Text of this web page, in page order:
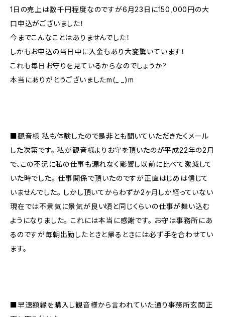
1日の売上は数千円程度なのですが6月23日に150,000円の大
口申込がございました！
今までこんなことはありませんでした！
しかもお申込の当日中に入金もあり大変驚いています！
これも毎日お守りを見ているからなのでしょうか?
本当にありがとうございましたm(_ _)m
■観音様 私も体験したので是非とも聞いていただきたくメール
した次第です。 私が観音様よりお守を頂いたのが平成22年の2月
で、この不況に私の仕事も漏れなく影響し以前に比べて激減して
いた時でした。 仕事関係で頂いたのですが正直はじめは信じて
いませんでした。 しかし頂いてからわずか2ヶ月しか経っていない
現在では不景気に景気が良い頃と同じくらいの仕事が舞い込む
ようになりました。 これには本当に感謝です。 お守は事務所にあ
るのですが毎朝出勤したときと帰るときには必ず手を合わせてい
ます。
■早速額縁を購入し観音様から言われていた通り事務所玄関正